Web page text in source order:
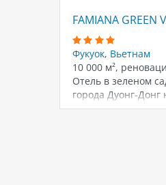
FAMIANA GREEN
Фукуок, Вьетнам
10 000 м²,
Отель в зеленом
города Дуонг-Донг